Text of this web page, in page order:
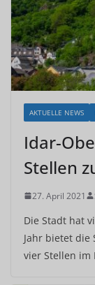
AKTUELLE NEWS
Idar-
Stellen
27. April 2021
Die Stadt hat
Jahr bietet
vier Stellen im